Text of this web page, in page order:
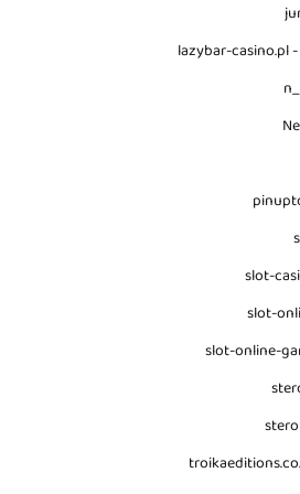
lazybar-casino.pl
slot-
slot-
slot-online-